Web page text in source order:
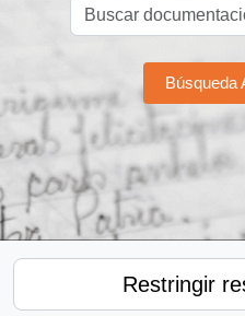
Búsqueda
Restringir